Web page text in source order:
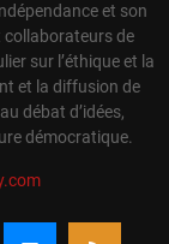
et son
collaborateurs de
sur l’éthique et la
et la diffusion de
débat d’idées,
démocratique.